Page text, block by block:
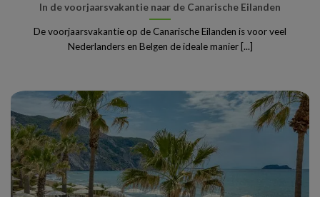
In de voorjaarsvakantie naar de Canarische Eilanden
De voorjaarsvakantie op de Canarische Eilanden is voor veel
Nederlanders en Belgen de ideale manier [...]